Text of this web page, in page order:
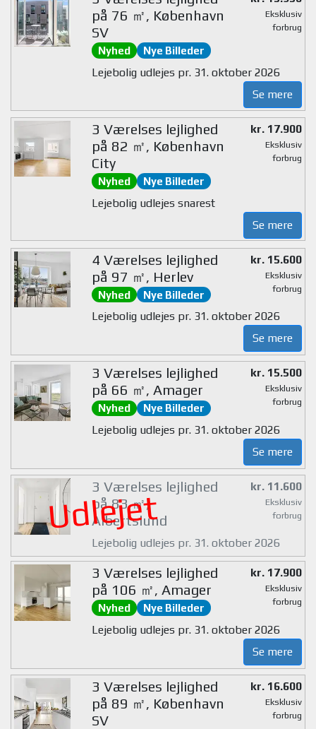
på 76 ㎡, København
SV
Nyhed Nye Billeder
Eksklusiv
forbrug
Lejebolig udlejes pr. 31. oktober 2026
Se mere
3 Værelses lejlighed
på 82 ㎡, København
City
Nyhed Nye Billeder
kr. 17.900
Eksklusiv
forbrug
Lejebolig udlejes snarest
Se mere
4 Værelses lejlighed
på 97 ㎡, Herlev
Nyhed Nye Billeder
kr. 15.600
Eksklusiv
forbrug
Lejebolig udlejes pr. 31. oktober 2026
Se mere
3 Værelses lejlighed
på 66 ㎡, Amager
Nyhed Nye Billeder
kr. 15.500
Eksklusiv
forbrug
Lejebolig udlejes pr. 31. oktober 2026
Se mere
Udlejet
3 Værelses lejlighed
på 83 ㎡,
Albertslund
kr. 11.600
Eksklusiv
forbrug
Lejebolig udlejes pr. 31. oktober 2026
3 Værelses lejlighed
på 106 ㎡, Amager
Nyhed Nye Billeder
kr. 17.900
Eksklusiv
forbrug
Lejebolig udlejes pr. 31. oktober 2026
Se mere
3 Værelses lejlighed
på 89 ㎡, København
SV
kr. 16.600
Eksklusiv
forbrug